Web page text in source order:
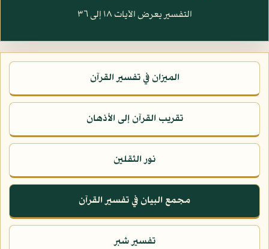
التفسير يعرض الآيات ١٨ إلى ٣٦
الميزان في تفسير القرآن
تقريب القرآن إلى الأذهان
نور الثقلين
مجمع البيان في تفسير القرآن
تفسير شبر